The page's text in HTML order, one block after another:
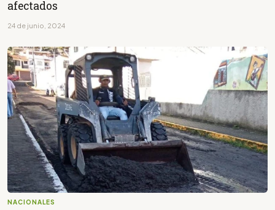
afectados
24 de junio, 2024
NACIONALES